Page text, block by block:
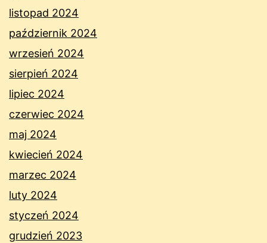
listopad 2024
październik 2024
wrzesień 2024
sierpień 2024
lipiec 2024
czerwiec 2024
maj 2024
kwiecień 2024
marzec 2024
luty 2024
styczeń 2024
grudzień 2023